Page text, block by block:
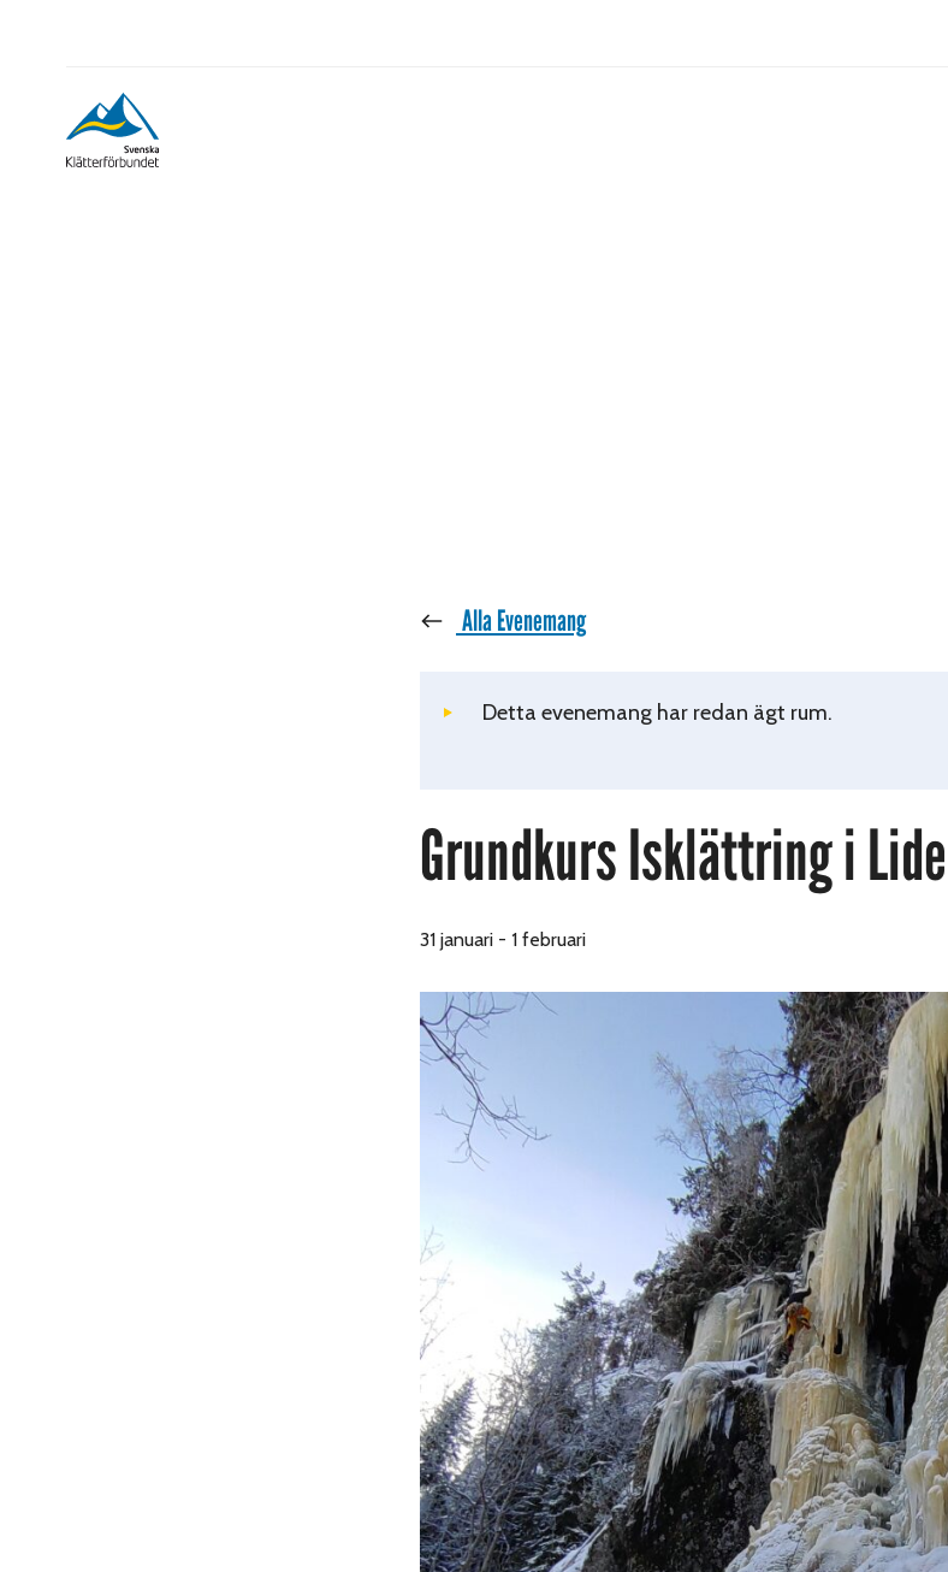
« Alla Evenemang
Detta evenemang har redan ägt rum.
Grundkurs Isklättring i
31 januari - 1 februari